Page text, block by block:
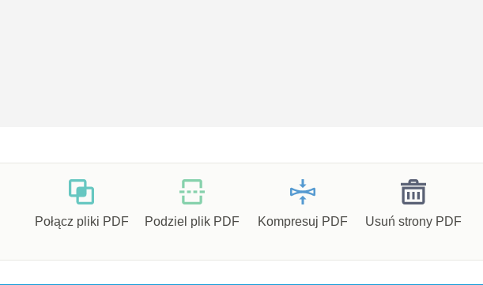
Połącz pliki PDF Podziel plik PDF Kompresuj PDF Usuń strony PDF